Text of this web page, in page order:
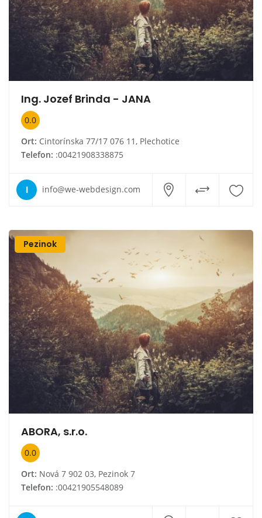
Ing. Jozef Brinda - JANA
0.0
Ort: Cintorínska 77/17 076 11, Plechotice
Telefon: :00421908338875
I info@we-webdesign.com
Pezinok
ABORA, s.r.o.
0.0
Ort: Nová 7 902 03, Pezinok 7
Telefon: :00421905548089